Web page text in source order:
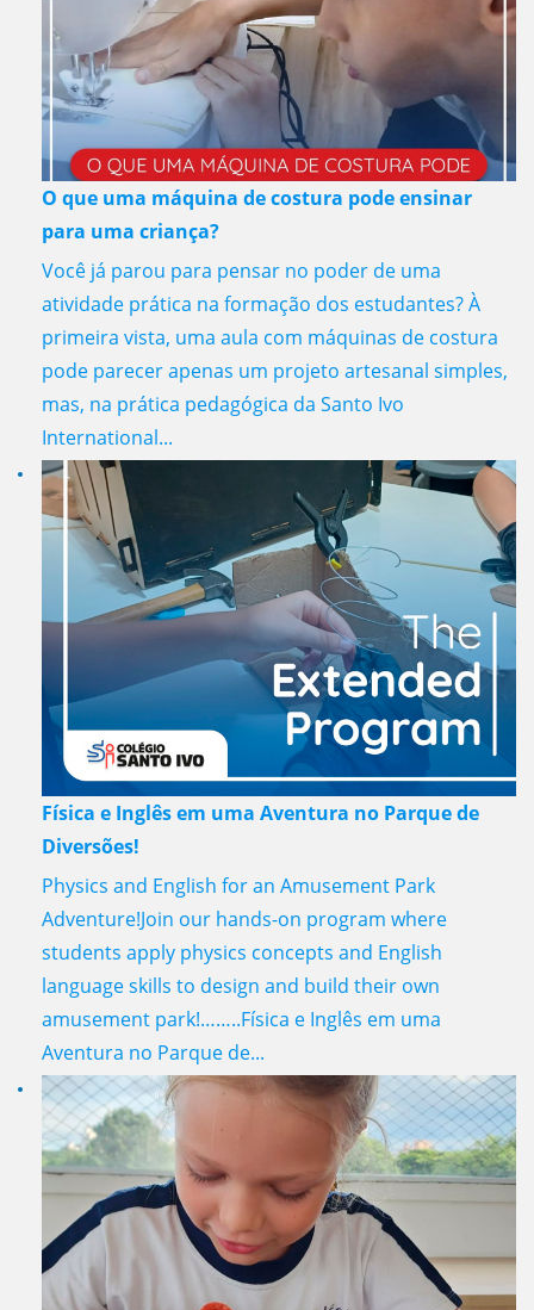
O que uma máquina de costura pode ensinar
para uma criança?
Você já parou para pensar no poder de uma
atividade prática na formação dos estudantes? À
primeira vista, uma aula com máquinas de costura
pode parecer apenas um projeto artesanal simples,
mas, na prática pedagógica da Santo Ivo
International...
Física e Inglês em uma Aventura no Parque de
Diversões!
Physics and English for an Amusement Park
Adventure!Join our hands-on program where
students apply physics concepts and English
language skills to design and build their own
amusement park!……..Física e Inglês em uma
Aventura no Parque de...